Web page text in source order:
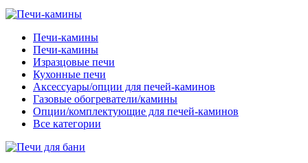
Печи-камины
Печи-камины
Изразцовые печи
Кухонные печи
Аксессуары/опции для печей-каминов
Газовые обогреватели/камины
Опции/комплектующие для печей-каминов
Все категории